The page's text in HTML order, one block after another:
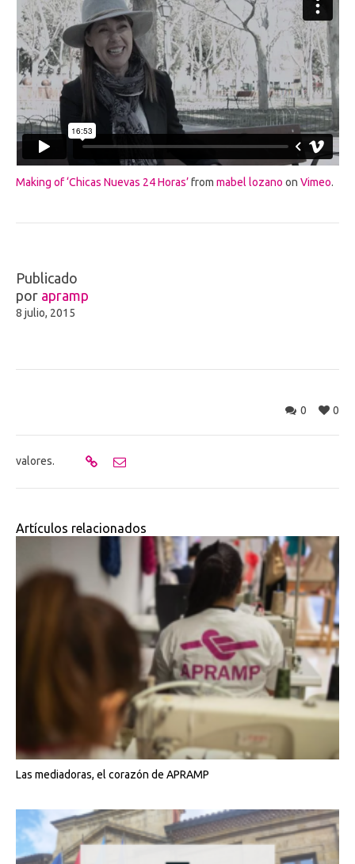
Making of ‘Chicas Nuevas 24 Horas’from mabel lozano on Vimeo.
Publicado
por apramp
8 julio, 2015
0
0
valores.
Artículos relacionados
Las mediadoras, el corazón de APRAMP